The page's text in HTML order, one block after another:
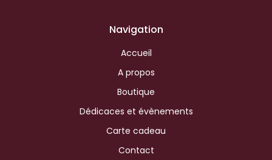
Navigation
Accueil
A propos
Boutique
Dédicaces et évènements
Carte cadeau
Contact